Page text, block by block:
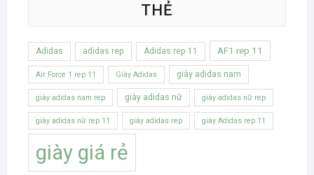
THẺ
Adidas adidas rep Adidas rep 11 AF1 rep 11
Air Force 1 rep 11 Giày Adidas giày adidas nam
giày adidas nam rep giày adidas nữ giày adidas nữ rep
giày adidas nữ rep 11 giày adidas rep giày Adidas rep 11
giày giá rẻ